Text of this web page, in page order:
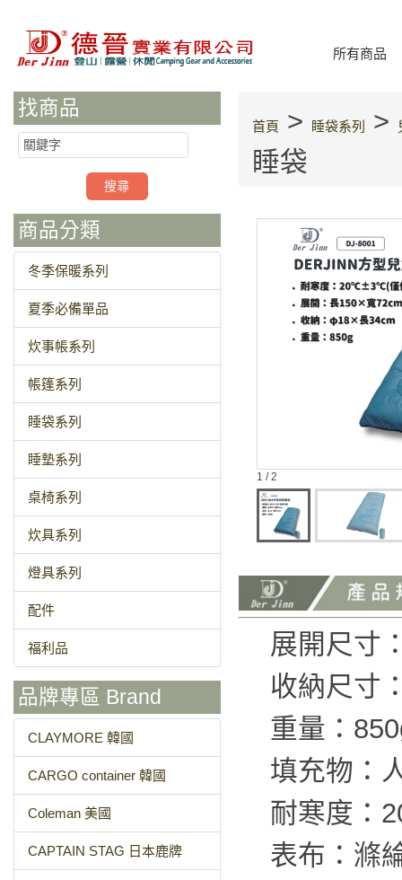
所有商品
找商品
商品分類
冬季保暖系列
夏季必備單品
炊事帳系列
帳篷系列
睡袋系列
睡墊系列
桌椅系列
炊具系列
燈具系列
配件
福利品
品牌專區 Brand
CLAYMORE 韓國
CARGO container 韓國
Coleman 美國
CAPTAIN STAG 日本鹿牌
首頁 > 睡袋系列 >
睡袋
1 / 2
展開尺寸
收納尺寸
重量：
填充物：
耐寒度：
表布：滌